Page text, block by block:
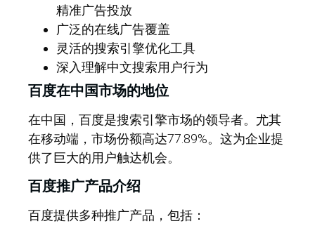
精准广告投放
广泛的在线广告覆盖
灵活的搜索引擎优化工具
深入理解中文搜索用户行为
百度在中国市场的地位
在中国，百度是搜索引擎市场的领导者。尤其
在移动端，市场份额高达77.89%。这为企业提
供了巨大的用户触达机会。
百度推广产品介绍
百度提供多种推广产品，包括：